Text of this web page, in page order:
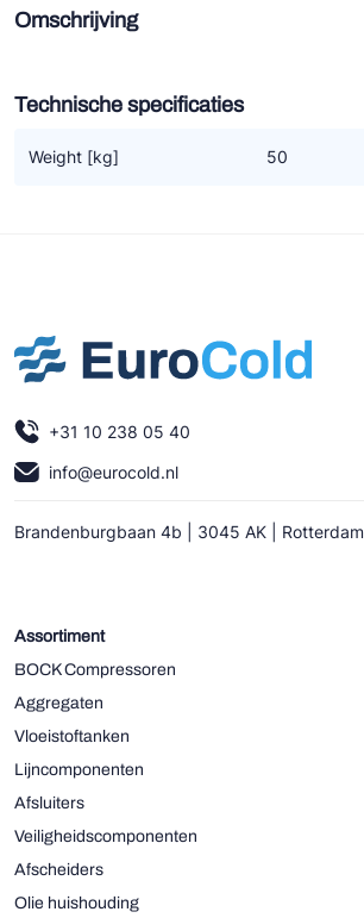
REFFLEX®
Doucette Industries
Omschrijving
Technische specificaties
Weight [kg] 50
+31 10 238 05 40
info@eurocold.nl
Brandenburgbaan 4b | 3045 AK | Rotterdam
Assortiment
BOCK Compressoren
Aggregaten
Vloeistoftanken
Lijncomponenten
Afsluiters
Veiligheidscomponenten
Afscheiders
Olie huishouding